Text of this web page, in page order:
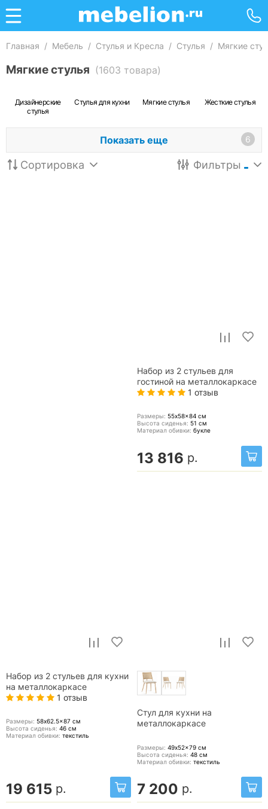
Главная / Мебель / Стулья и Кресла / Стулья / Мягкие
Мягкие стулья (1603 товара)
Дизайнерские
стулья
Стулья для кухни Мягкие стулья Жесткие стулья
Показать еще 6
Сортировка Фильтры
Набор из 2 стульев для
гостиной на металлокаркасе
1 отзыв
Размеры: 55x58x84 см
Высота сиденья: 51 см
Материал обивки: букле
13 816 р.
Набор из 2 стульев для кухни
на металлокаркасе
1 отзыв
Размеры: 58x62.5x87 см
Высота сиденья: 46 см
Материал обивки: текстиль
19 615 р.
Стул для кухни на
металлокаркасе
Размеры: 49x52x79 см
Высота сиденья: 48 см
Материал обивки: текстиль
7 200 р.